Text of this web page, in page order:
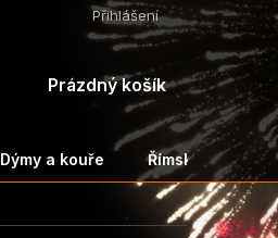
Přihlášení
NÁKUPNÍ
Prázdný košík
Dýmy a kouře Římské svíce a